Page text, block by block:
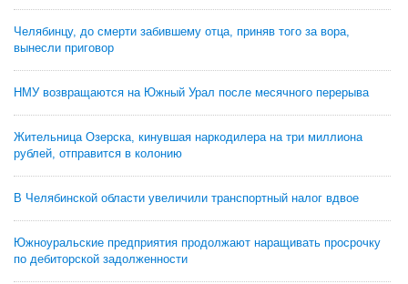
Челябинцу, до смерти забившему отца, приняв того за вора,
вынесли приговор
НМУ возвращаются на Южный Урал после месячного перерыва
Жительница Озерска, кинувшая наркодилера на три миллиона
рублей, отправится в колонию
В Челябинской области увеличили транспортный налог вдвое
Южноуральские предприятия продолжают наращивать просрочку
по дебиторской задолженности